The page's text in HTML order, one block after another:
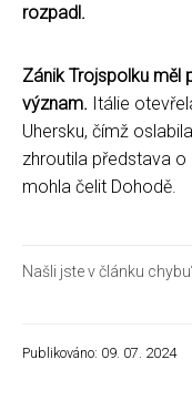
rozpadl.
Zánik Trojspolku měl
význam. Itálie
Uhersku, čímž
zhroutila představa o
mohla čelit Dohodě.
Našli jste v článku
Publikováno: 09. 07. 2024